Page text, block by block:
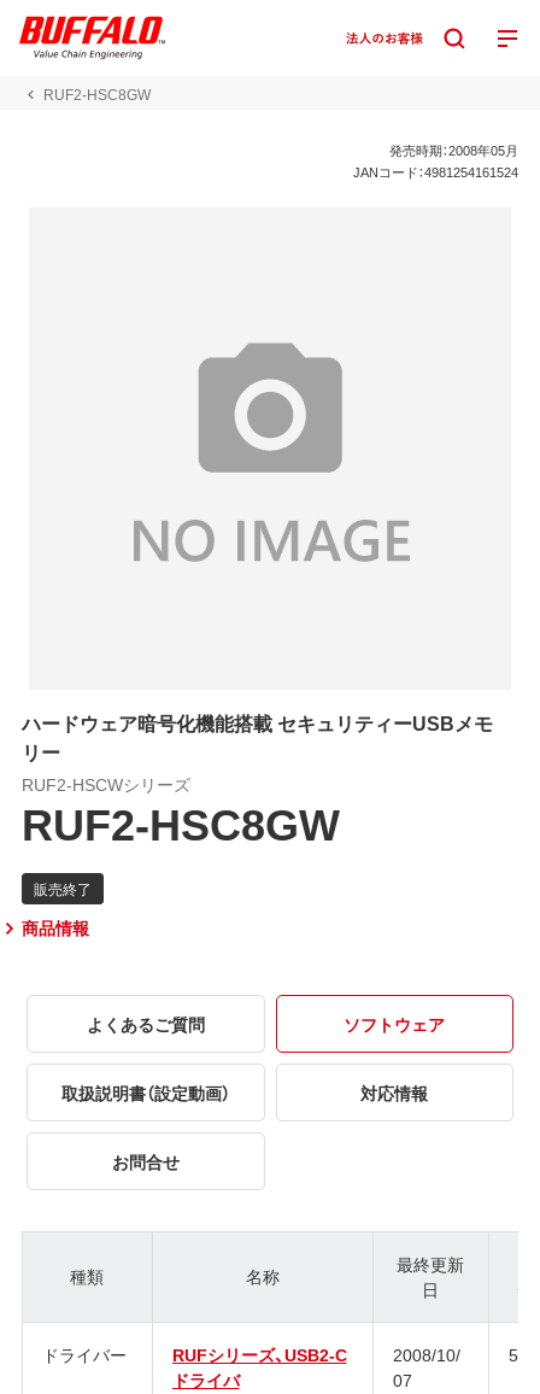
RUF2-HSC8GW
発売時期：2008年05月
JANコード：4981254161524
ハードウェア暗号化機能搭載 セキュリティーUSBメモ
リー
RUF2-HSCWシリーズ
RUF2-HSC8GW
商品情報
よくあるご質問 ソフトウェア
取扱説明書（設定動画） 対応情報
お問合せ
種類 名称
最終更新
日
ジ
ドライバー
RUFシリーズ、USB2-C
ドライバ
2008/10/
07